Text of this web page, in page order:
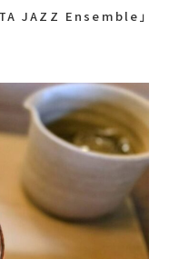
JAZZ Ensemble」